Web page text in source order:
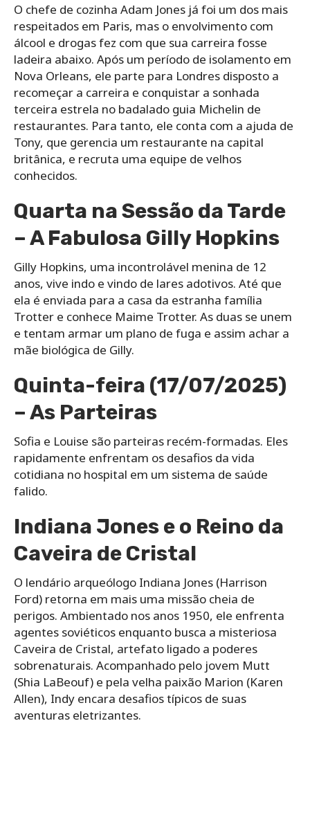
O chefe de cozinha Adam Jones já foi um dos mais
respeitados em Paris, mas o envolvimento com
álcool e drogas fez com que sua carreira fosse
ladeira abaixo. Após um período de isolamento em
Nova Orleans, ele parte para Londres disposto a
recomeçar a carreira e conquistar a sonhada
terceira estrela no badalado guia Michelin de
restaurantes. Para tanto, ele conta com a ajuda de
Tony, que gerencia um restaurante na capital
britânica, e recruta uma equipe de velhos
conhecidos.
Quarta na Sessão da Tarde
– A Fabulosa Gilly Hopkins
Gilly Hopkins, uma incontrolável menina de 12
anos, vive indo e vindo de lares adotivos. Até que
ela é enviada para a casa da estranha família
Trotter e conhece Maime Trotter. As duas se unem
e tentam armar um plano de fuga e assim achar a
mãe biológica de Gilly.
Quinta-feira (17/07/2025)
– As Parteiras
Sofia e Louise são parteiras recém-formadas. Eles
rapidamente enfrentam os desafios da vida
cotidiana no hospital em um sistema de saúde
falido.
Indiana Jones e o Reino da
Caveira de Cristal
O lendário arqueólogo Indiana Jones (Harrison
Ford) retorna em mais uma missão cheia de
perigos. Ambientado nos anos 1950, ele enfrenta
agentes soviéticos enquanto busca a misteriosa
Caveira de Cristal, artefato ligado a poderes
sobrenaturais. Acompanhado pelo jovem Mutt
(Shia LaBeouf) e pela velha paixão Marion (Karen
Allen), Indy encara desafios típicos de suas
aventuras eletrizantes.